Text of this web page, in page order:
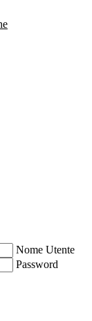
Nome Utente
Password